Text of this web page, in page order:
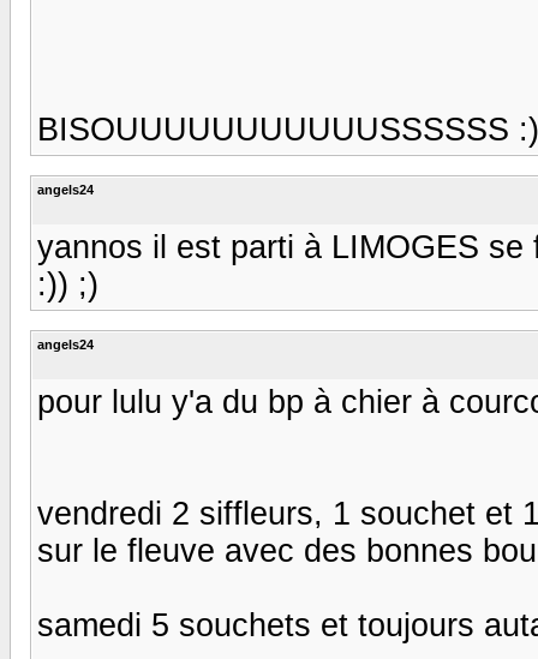
BISOUUUUUUUUUUUSSSSSS
angels24
yannos il est parti à LIMOGES
:)) ;)
angels24
pour lulu y'a du bp à chier à
vendredi 2 siffleurs, 1 souchet et
sur le fleuve avec des bonnes
samedi 5 souchets et toujours